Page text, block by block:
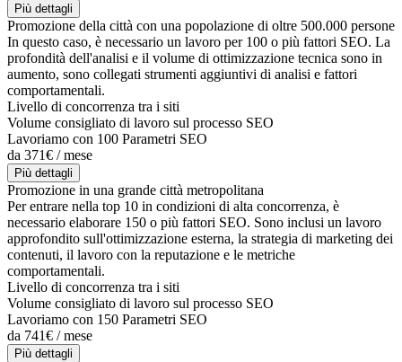
Più dettagli
Promozione della città con una popolazione di oltre 500.000 persone
In questo caso, è necessario un lavoro per 100 o più fattori SEO. La
profondità dell'analisi e il volume di ottimizzazione tecnica sono in
aumento, sono collegati strumenti aggiuntivi di analisi e fattori
comportamentali.
Livello di concorrenza tra i siti
Volume consigliato di lavoro sul processo SEO
Lavoriamo con 100 Parametri SEO
da 371€ / mese
Più dettagli
Promozione in una grande città metropolitana
Per entrare nella top 10 in condizioni di alta concorrenza, è
necessario elaborare 150 o più fattori SEO. Sono inclusi un lavoro
approfondito sull'ottimizzazione esterna, la strategia di marketing dei
contenuti, il lavoro con la reputazione e le metriche
comportamentali.
Livello di concorrenza tra i siti
Volume consigliato di lavoro sul processo SEO
Lavoriamo con 150 Parametri SEO
da 741€ / mese
Più dettagli